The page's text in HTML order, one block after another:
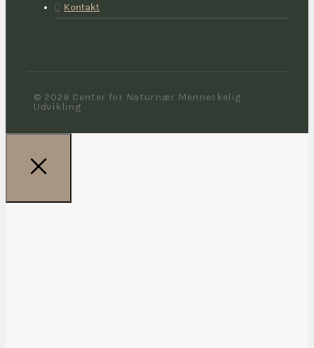
Kontakt
© 2026 Center for Naturnær Menneskelig
Udvikling